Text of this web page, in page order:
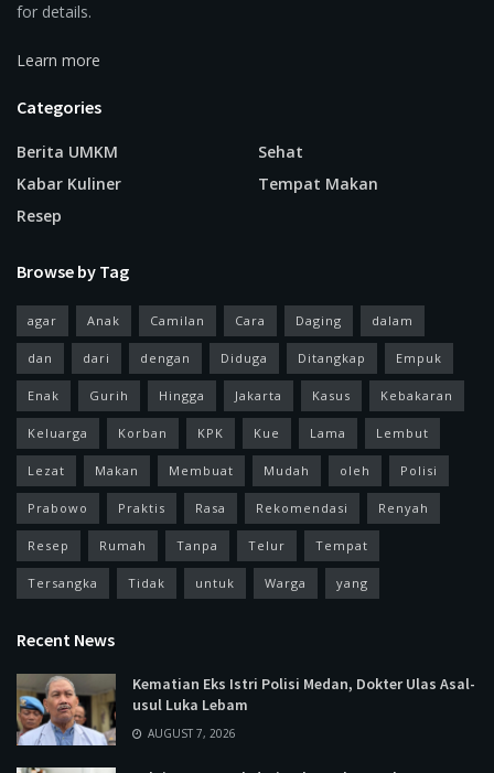
for details.
Learn more
Categories
Berita UMKM
Kabar Kuliner
Resep
Sehat
Tempat Makan
Browse by Tag
agar Anak Camilan Cara Daging dalam
dan dari dengan Diduga Ditangkap Empuk
Enak Gurih Hingga Jakarta Kasus Kebakaran
Keluarga Korban KPK Kue Lama Lembut
Lezat Makan Membuat Mudah oleh Polisi
Prabowo Praktis Rasa Rekomendasi Renyah
Resep Rumah Tanpa Telur Tempat
Tersangka Tidak untuk Warga yang
Recent News
Kematian Eks Istri Polisi Medan, Dokter Ulas Asal-
usul Luka Lebam
AUGUST 7, 2026